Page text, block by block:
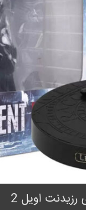
اویل 2